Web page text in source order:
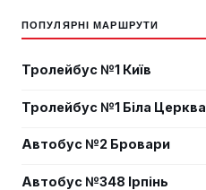
ПОПУЛЯРНІ МАРШРУТИ
Тролейбус №1 Київ
Тролейбус №1 Біла Церква
Автобус №2 Бровари
Автобус №348 Ірпінь